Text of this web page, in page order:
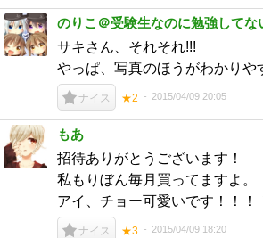
のりこ＠受験生なのに勉強してな
サキさん、それそれ!!!
やっぱ、写真のほうがわかりや
ナイス ★2 2015/04/09 20:05
もあ
招待ありがとうございます！
私もりぼん毎月買ってますよ。
アイ、チョー可愛いです！！！
ナイス ★3 2015/04/09 18:20